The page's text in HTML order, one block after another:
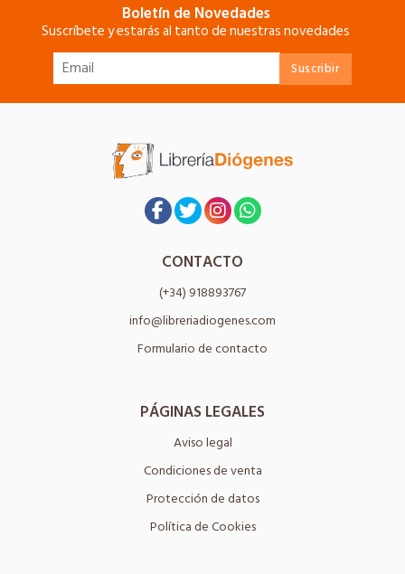
Boletín de Novedades
Suscríbete y estarás al tanto de nuestras novedades
CONTACTO
(+34) 918893767
info@libreriadiogenes.com
Formulario de contacto
PÁGINAS LEGALES
Aviso legal
Condiciones de venta
Protección de datos
Política de Cookies